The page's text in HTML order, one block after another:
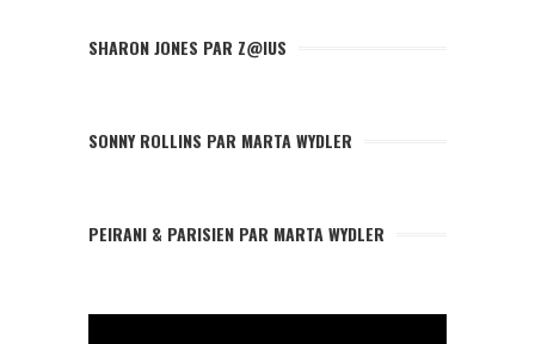
SHARON JONES PAR Z@IUS
SONNY ROLLINS PAR MARTA WYDLER
PEIRANI & PARISIEN PAR MARTA WYDLER